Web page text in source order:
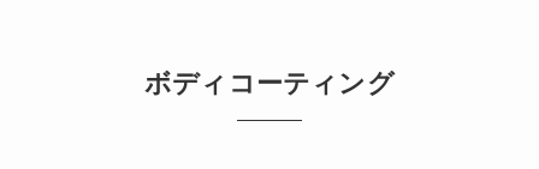
ボディコーティング